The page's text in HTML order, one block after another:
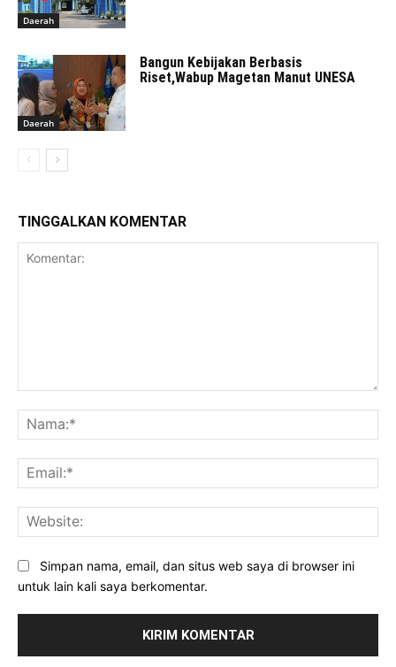
Daerah
Daerah
Bangun Kebijakan Berbasis
Riset,Wabup Magetan Manut UNESA
TINGGALKAN KOMENTAR
Simpan nama, email, dan situs web saya di browser ini
untuk lain kali saya berkomentar.